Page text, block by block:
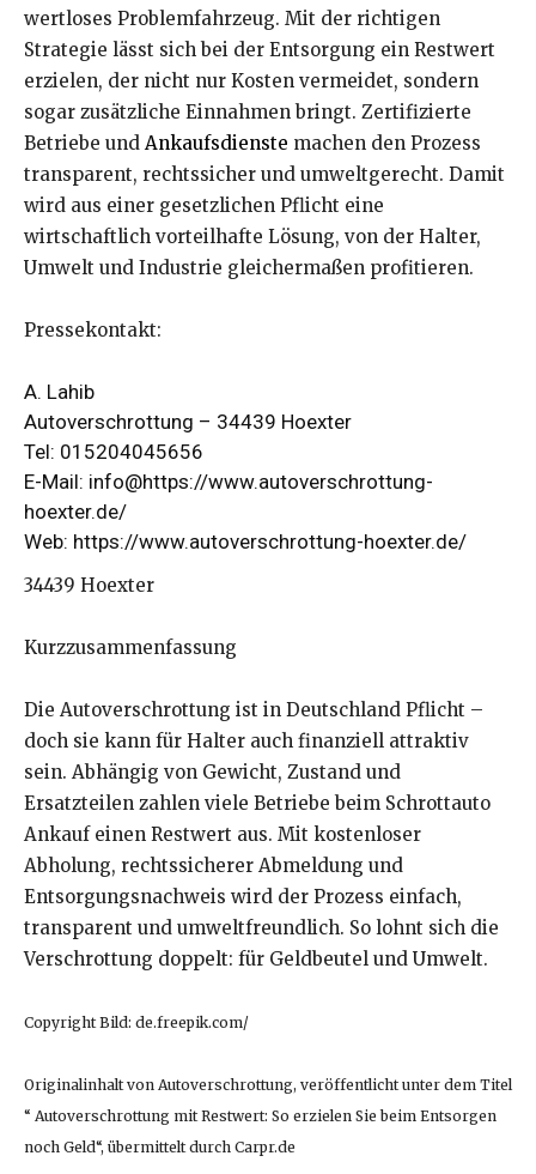
wertloses Problemfahrzeug. Mit der richtigen
Strategie lässt sich bei der Entsorgung ein Restwert
erzielen, der nicht nur Kosten vermeidet, sondern
sogar zusätzliche Einnahmen bringt. Zertifizierte
Betriebe und Ankaufsdienste machen den Prozess
transparent, rechtssicher und umweltgerecht. Damit
wird aus einer gesetzlichen Pflicht eine
wirtschaftlich vorteilhafte Lösung, von der Halter,
Umwelt und Industrie gleichermaßen profitieren.
Pressekontakt:
A. Lahib
Autoverschrottung – 34439 Hoexter
Tel: 015204045656
E-Mail: info@https://www.autoverschrottung-
hoexter.de/
Web: https://www.autoverschrottung-hoexter.de/
34439 Hoexter
Kurzzusammenfassung
Die Autoverschrottung ist in Deutschland Pflicht –
doch sie kann für Halter auch finanziell attraktiv
sein. Abhängig von Gewicht, Zustand und
Ersatzteilen zahlen viele Betriebe beim Schrottauto
Ankauf einen Restwert aus. Mit kostenloser
Abholung, rechtssicherer Abmeldung und
Entsorgungsnachweis wird der Prozess einfach,
transparent und umweltfreundlich. So lohnt sich die
Verschrottung doppelt: für Geldbeutel und Umwelt.
Copyright Bild: de.freepik.com/
Originalinhalt von Autoverschrottung, veröffentlicht unter dem Titel
“ Autoverschrottung mit Restwert: So erzielen Sie beim Entsorgen
noch Geld“, übermittelt durch Carpr.de